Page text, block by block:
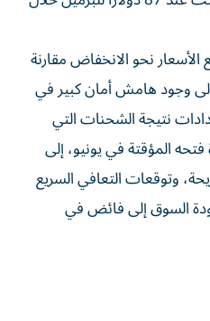
نحو الانخفاض مقارنة
إلى وجود هامش أمان كبير في
نتيجة الشحنات التي
المؤقتة في يونيو، إلى
وتوقعات التعافي السريع
السوق إلى فائض في